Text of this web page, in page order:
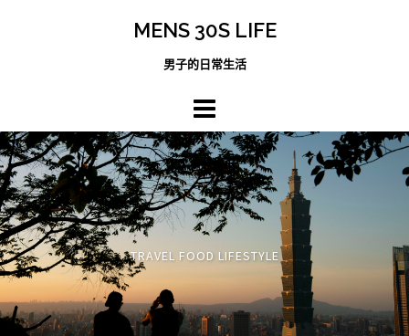
MENS 30S LIFE
男子的日常生活
TRAVEL FOOD LIFESTYLE